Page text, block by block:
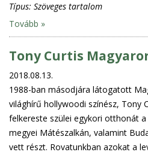
Típus: Szöveges tartalom
Tovább »
Tony Curtis
2018.08.13.
1988-ban másodjára látogatott
világhírű hollywoodi színész, Tony
felkereste szülei egykori otthonát
megyei Mátészalkán, valamint
vett részt. Rovatunkban azokat a